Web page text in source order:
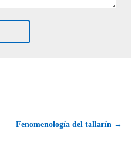
Fenomenología del tallarín →